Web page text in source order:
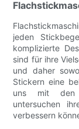
jeden
komplizierte
sind für ihre
und daher
Stickern eine
uns mit den
untersuchen
verbessern